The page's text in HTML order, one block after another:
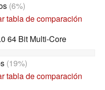
(6%)
tabla de comparación
64 Bit Multi-Core
(19%)
tabla de comparación